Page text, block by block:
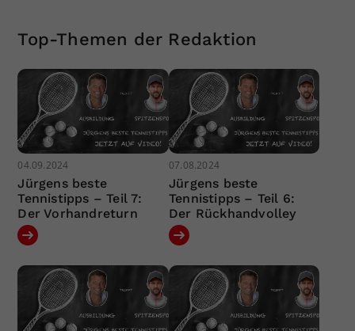
Top-Themen der Redaktion
04.09.2024
Jürgens beste
Tennistipps – Teil 7:
Der Vorhandreturn
07.08.2024
Jürgens beste
Tennistipps – Teil 6:
Der Rückhandvolley